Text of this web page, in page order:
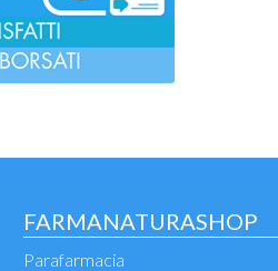
FARMANATURASHOP
Parafarmacia